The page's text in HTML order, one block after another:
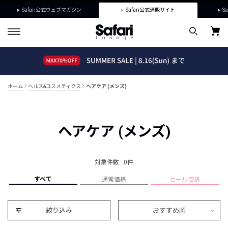
Safari公式ウェブマガジン Safari公式通販サイト
ホーム ヘルス&コスメティクス ヘアケア (メンズ)
ヘアケア (メンズ)
対象件数 : 0件
すべて 通常価格 セール価格
絞り込み おすすめ順